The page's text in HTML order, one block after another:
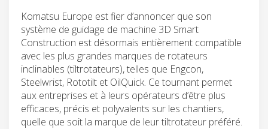
Komatsu Europe est fier d’annoncer que son
système de guidage de machine 3D Smart
Construction est désormais entièrement compatible
avec les plus grandes marques de rotateurs
inclinables (tiltrotateurs), telles que Engcon,
Steelwrist, Rototilt et OilQuick. Ce tournant permet
aux entreprises et à leurs opérateurs d’être plus
efficaces, précis et polyvalents sur les chantiers,
quelle que soit la marque de leur tiltrotateur préféré.